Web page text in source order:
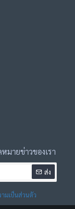
มายข่าวของเรา
ส่ง
มเป็นส่วนตัว